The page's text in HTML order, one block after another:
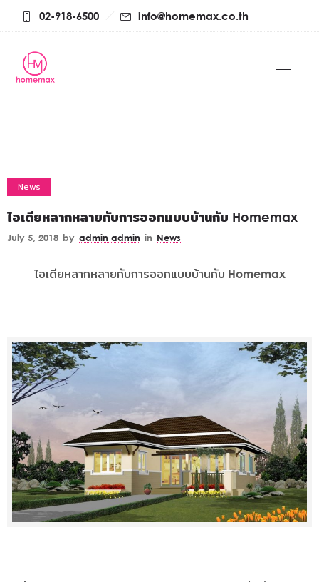
02-918-6500 info@homemax.co.th
News
ไอเดียหลากหลายกับการออกแบบบ้านกับ Homemax
July 5, 2018 by admin admin in News
ไอเดียหลากหลายกับการออกแบบบ้านกับ Homemax